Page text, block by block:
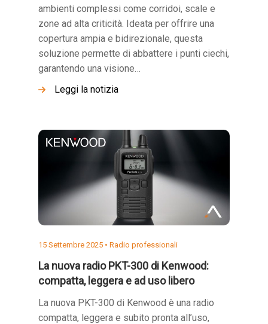
ambienti complessi come corridoi, scale e
zone ad alta criticità. Ideata per offrire una
copertura ampia e bidirezionale, questa
soluzione permette di abbattere i punti ciechi,
garantendo una visione…
Leggi la notizia
15 Settembre 2025 • Radio professionali
La nuova radio PKT-300 di Kenwood:
compatta, leggera e ad uso libero
La nuova PKT-300 di Kenwood è una radio
compatta, leggera e subito pronta all’uso,